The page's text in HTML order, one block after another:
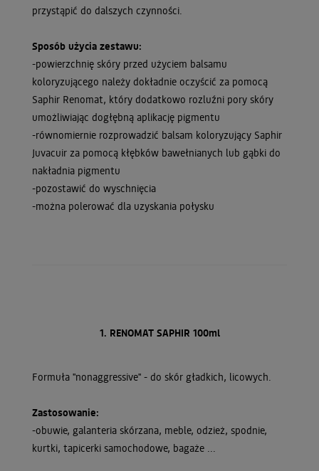
przystąpić do dalszych czynności.
Sposób użycia zestawu:
-powierzchnię skóry przed użyciem balsamu
koloryzującego należy dokładnie oczyścić za pomocą
Saphir Renomat, który dodatkowo rozluźni pory skóry
umożliwiając dogłębną aplikację pigmentu
-równomiernie rozprowadzić balsam koloryzujący Saphir
Juvacuir za pomocą kłębków bawełnianych lub gąbki do
nakładnia pigmentu
-pozostawić do wyschnięcia
-można polerować dla uzyskania połysku
1. RENOMAT SAPHIR 100ml
Formuła "nonaggressive" - do skór gładkich, licowych.
Zastosowanie:
-obuwie, galanteria skórzana, meble, odzież, spodnie,
kurtki, tapicerki samochodowe, bagaże ...